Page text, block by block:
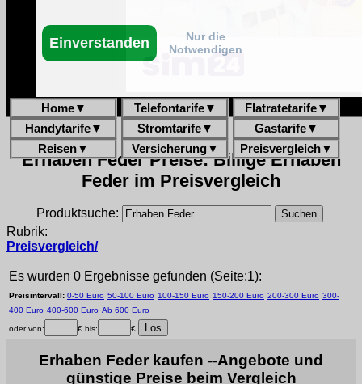
Home▼ Telefontarife▼ Flatratetarife▼
Handytarife▼ Stromtarife▼ Gastarife▼
Reisen▼ Versicherung▼ Preisvergleich▼
Erhaben Feder Preise: Billige Erhaben
Feder im Preisvergleich
Produktsuche:
Rubrik:
Preisvergleich/
Es wurden 0 Ergebnisse gefunden (Seite:1):
Preisintervall: 0-50 Euro 50-100 Euro 100-150 Euro 150-200 Euro 200-300 Euro 300-
400 Euro 400-600 Euro Ab 600 Euro
oder von: € bis: €
Erhaben Feder kaufen --Angebote und
günstige Preise beim Vergleich
Einverstanden
Nur die
Notwendigen